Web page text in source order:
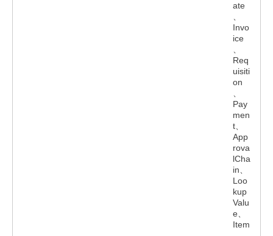
ate
Invo
ice
Req
uisiti
on
Pay
men
t、
App
rova
lCha
in、
Loo
kup
Valu
e、
Item